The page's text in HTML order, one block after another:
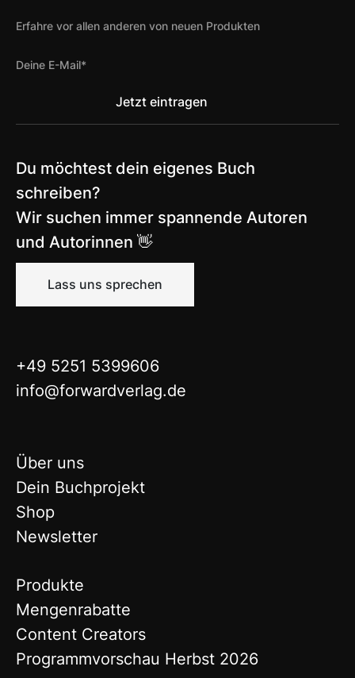
Erfahre vor allen anderen von neuen Produkten
Du möchtest dein eigenes Buch
schreiben?
Wir suchen immer spannende Autoren
und Autorinnen 👋
Lass uns sprechen
+49 5251 5399606
info@forwardverlag.de
Über uns
Dein Buchprojekt
Shop
Newsletter
Produkte
Mengenrabatte
Content Creators
Programmvorschau Herbst 2026